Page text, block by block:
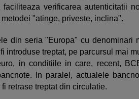
faciliteaza verificarea autenticitatii
"atinge, priveste, inclina".
din seria "Europa" cu denominari
introduse treptat, pe parcursul mai
in conditiile in care, recent,
In paralel, actualele
fi retrase treptat din circulatie.